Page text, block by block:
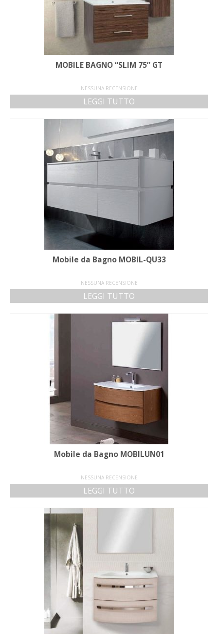
MOBILE BAGNO “SLIM 75” GT
NESSUNA RECENSIONE
LEGGI TUTTO
Mobile da Bagno MOBIL-QU33
NESSUNA RECENSIONE
LEGGI TUTTO
Mobile da Bagno MOBILUN01
NESSUNA RECENSIONE
LEGGI TUTTO